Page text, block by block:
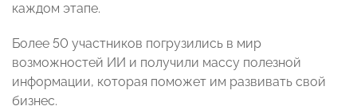
каждом этапе.
Более 50 участников погрузились в мир
возможностей ИИ и получили массу полезной
информации, которая поможет им развивать свой
бизнес.